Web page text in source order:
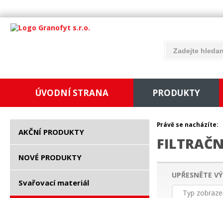
ÚVODNÍ STRANA PRODUKTY
AKČNÍ PRODUKTY
NOVÉ PRODUKTY
Svařovací materiál
Právě se nacházíte:
UPŘESNĚTE
Typ